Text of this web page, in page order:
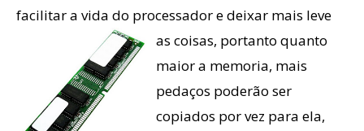
facilitar a vida do processador e deixar mais leve
as coisas, portanto quanto
maior a memoria, mais
pedaços poderão ser
copiados por vez para ela,